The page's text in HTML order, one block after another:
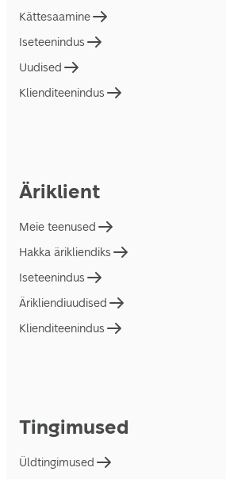
Kättesaamine
Iseteenindus
Uudised
Klienditeenindus
Äriklient
Meie teenused
Hakka ärikliendiks
Iseteenindus
Ärikliendiuudised
Klienditeenindus
Tingimused
Üldtingimused